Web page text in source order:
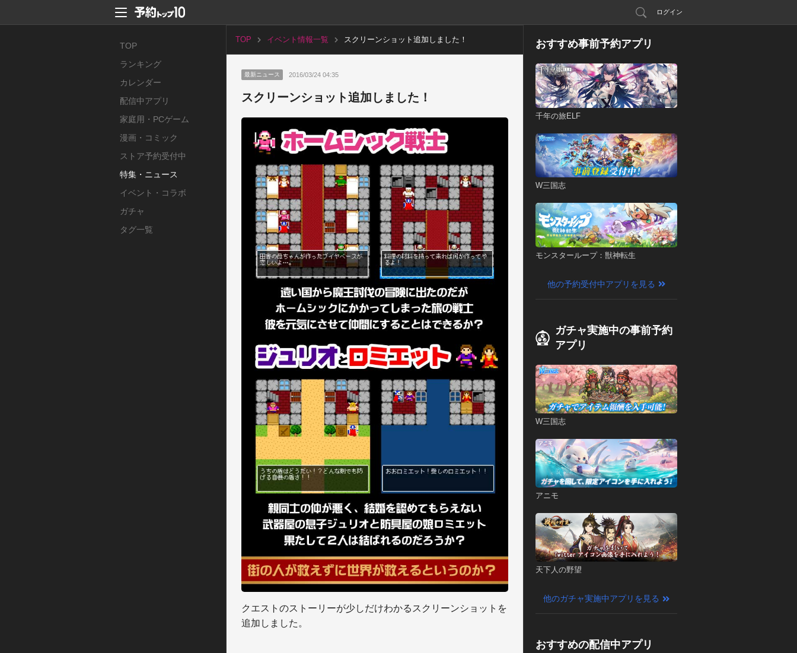
ログイン
TOP
ランキング
カレンダー
配信中アプリ
家庭用・PCゲーム
漫画・コミック
ストア予約受付中
特集・ニュース
イベント・コラボ
ガチャ
タグ一覧
TOP イベント情報一覧 スクリーンショット追加しました！
最新ニュース 2016/03/24 04:35
スクリーンショット追加しました！
クエストのストーリーが少しだけわかるスクリーンショットを
追加しました。
おすすめ事前予約アプリ
千年の旅ELF
W三国志
モンスターループ：獣神転生
他の予約受付中アプリを見る
ガチャ実施中の事前予約
アプリ
W三国志
アニモ
天下人の野望
他のガチャ実施中アプリを見る
おすすめの配信中アプリ